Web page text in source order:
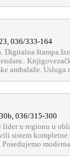
036/333-164
Digitalna
ambalaže. Usluga
036/315-300
u regionu u
sistem